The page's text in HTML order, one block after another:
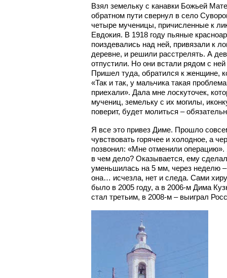
Взял земельку с канавки Божьей
обратном пути свернул в село
четыре мученицы, причисленные к
Евдокия. В 1918 году пьяные
поиздевались над ней, привязали к
деревне, и решили расстрелять. А
отпустили. Но они встали рядом с
Пришел туда, обратился к женщине,
«Так и так, у мальчика такая
приехали». Дала мне лоскуточек,
мучениц, земельку с их могилы,
поверит, будет молиться –
Я все это привез Диме. Прошло
чувствовать горячее и холодное, а
позвонил: «Мне отменили
в чем дело? Оказывается, ему
уменьшилась на 5 мм, через неделю
она… исчезла, нет и следа. Сами
было в 2005 году, а в 2006-м Дима
стал третьим, в 2008-м – выиграл